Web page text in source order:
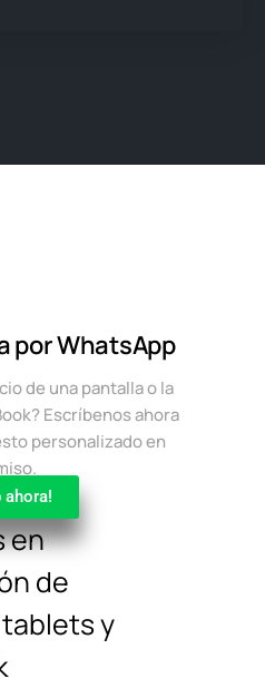
por WhatsApp
de una pantalla o la
Escríbenos ahora
personalizado en
ahora!
en
de
y